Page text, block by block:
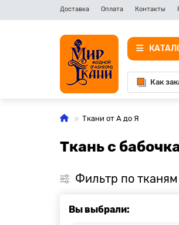
Доставка Оплата Контакты
Как
Ткани от А до Я
Ткань с
Фильтр по тканям
Вы выбрали: